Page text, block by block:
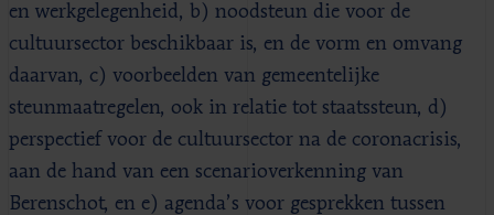
en werkgelegenheid, b) noodsteun die voor de
cultuursector beschikbaar is, en de vorm en omvang
daarvan, c) voorbeelden van gemeentelijke
steunmaatregelen, ook in relatie tot staatssteun, d)
perspectief voor de cultuursector na de coronacrisis,
aan de hand van een scenarioverkenning van
Berenschot, en e) agenda’s voor gesprekken tussen